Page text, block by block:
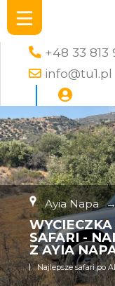
+48 33 813
info@tu1.pl
Ayia Napa
SAFARI -
Z AYIA
Najlepsze safari po